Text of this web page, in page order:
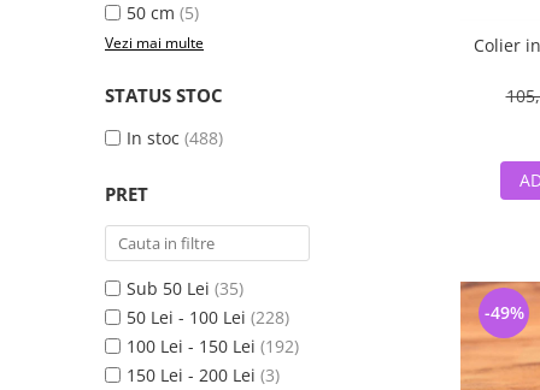
50 cm (5)
Vezi mai multe
STATUS STOC
In stoc (488)
PRET
Sub 50 Lei (35)
50 Lei - 100 Lei (228)
100 Lei - 150 Lei (192)
150 Lei - 200 Lei (3)
Colier
-49%